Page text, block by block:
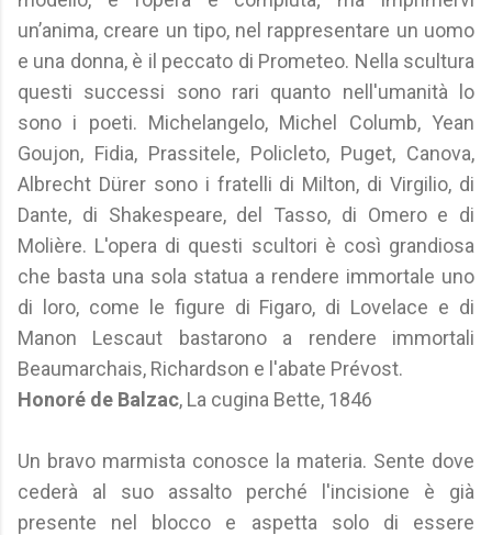
un’anima, creare un tipo, nel rappresentare un uomo
e una donna, è il peccato di Prometeo. Nella scultura
questi successi sono rari quanto nell'umanità lo
sono i poeti. Michelangelo, Michel Columb, Yean
Goujon, Fidia, Prassitele, Policleto, Puget, Canova,
Albrecht Dürer sono i fratelli di Milton, di Virgilio, di
Dante, di Shakespeare, del Tasso, di Omero e di
Molière. L'opera di questi scultori è così grandiosa
che basta una sola statua a rendere immortale uno
di loro, come le figure di Figaro, di Lovelace e di
Manon Lescaut bastarono a rendere immortali
Beaumarchais, Richardson e l'abate Prévost.
Honoré de Balzac, La cugina Bette, 1846
Un bravo marmista conosce la materia. Sente dove
cederà al suo assalto perché l'incisione è già
presente nel blocco e aspetta solo di essere